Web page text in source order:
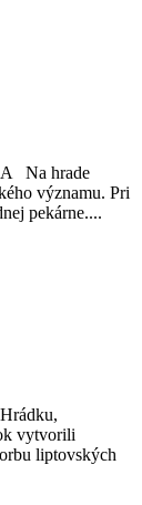
Na hrade
významu. Pri
pekárne....
vytvorili
liptovských